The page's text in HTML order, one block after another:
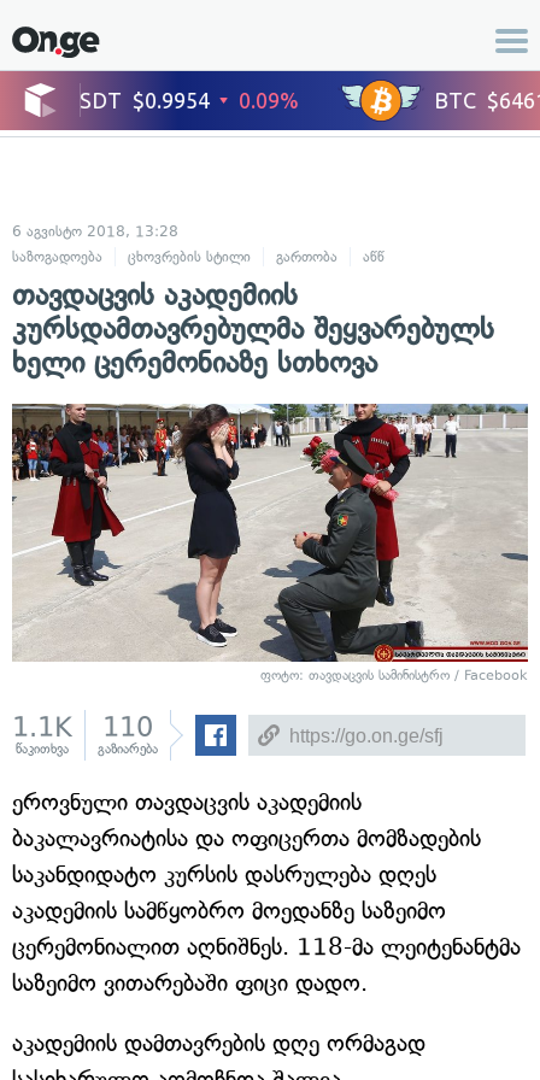
6 აგვისტო 2018, 13:28
საზოგადოება
ცხოვრების სტილი გართობა აწწ
თავდაცვის აკადემიის
კურსდამთავრებულმა შეყვარებულს
ხელი ცერემონიაზე სთხოვა
ფოტო: თავდაცვის სამინისტრო / Facebook
1.1K
წაკითხვა
110
გაზიარება
ეროვნული თავდაცვის აკადემიის
ბაკალავრიატისა და ოფიცერთა მომზადების
საკანდიდატო კურსის დასრულება დღეს
აკადემიის სამწყობრო მოედანზე საზეიმო
ცერემონიალით აღნიშნეს. 118-მა ლეიტენანტმა
საზეიმო ვითარებაში ფიცი დადო.
აკადემიის დამთავრების დღე ორმაგად